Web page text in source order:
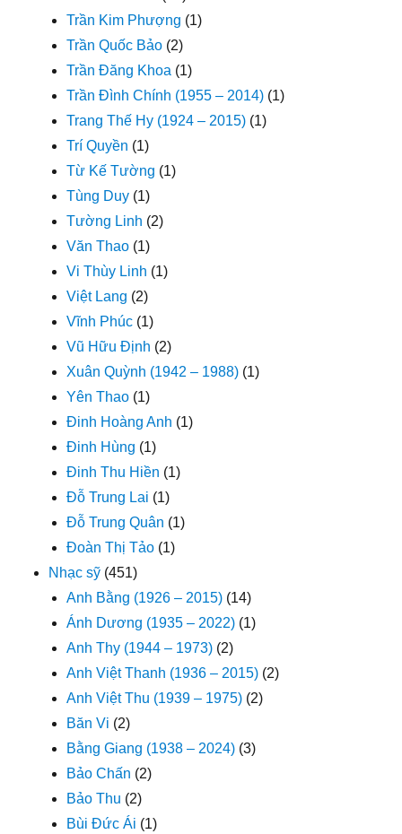
Trần Kim Phượng (1)
Trần Quốc Bảo (2)
Trần Đăng Khoa (1)
Trần Đình Chính (1955 – 2014) (1)
Trang Thế Hy (1924 – 2015) (1)
Trí Quyền (1)
Từ Kế Tường (1)
Tùng Duy (1)
Tường Linh (2)
Văn Thao (1)
Vi Thùy Linh (1)
Việt Lang (2)
Vĩnh Phúc (1)
Vũ Hữu Định (2)
Xuân Quỳnh (1942 – 1988) (1)
Yên Thao (1)
Đinh Hoàng Anh (1)
Đinh Hùng (1)
Đinh Thu Hiền (1)
Đỗ Trung Lai (1)
Đỗ Trung Quân (1)
Đoàn Thị Tảo (1)
Nhạc sỹ (451)
Anh Bằng (1926 – 2015) (14)
Ánh Dương (1935 – 2022) (1)
Anh Thy (1944 – 1973) (2)
Anh Việt Thanh (1936 – 2015) (2)
Anh Việt Thu (1939 – 1975) (2)
Băn Vi (2)
Bằng Giang (1938 – 2024) (3)
Bảo Chấn (2)
Bảo Thu (2)
Bùi Đức Ái (1)